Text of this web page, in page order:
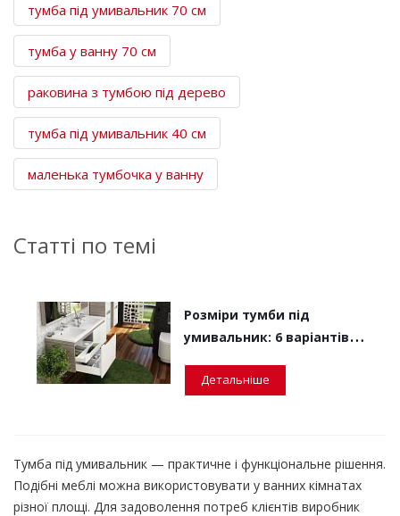
тумба під умивальник 70 см
тумба у ванну 70 см
раковина з тумбою під дерево
тумба під умивальник 40 см
маленька тумбочка у ванну
Статті по темі
Розміри тумби під
умивальник: 6 варіантів
площі
Детальніше
Тумба під умивальник — практичне і функціональне рішення.
Подібні меблі можна використовувати у ванних кімнатах
різної площі. Для задоволення потреб клієнтів виробник